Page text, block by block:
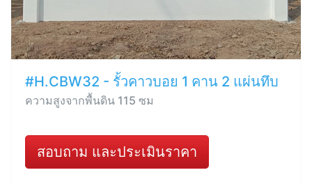
#H.CBW32 - รั้วคาวบอย 1 คาน 2 แผ่นทึบ
ความสูงจากพื้นดิน 115 ซม
สอบถาม และประเมินราคา